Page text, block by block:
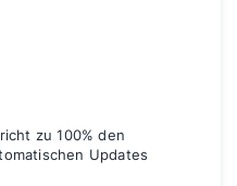
zu 100% den
Updates